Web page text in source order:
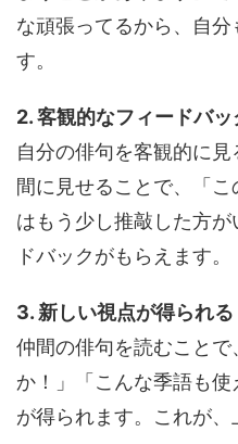
な頑張ってるから、自
す。
2. 客観的なフィードバ
自分の俳句を客観的に
間に見せることで、「
はもう少し推敲した方
ドバックがもらえます。
3. 新しい視点が得られる
仲間の俳句を読むこと
か！」「こんな季語も
が得られます。これが、